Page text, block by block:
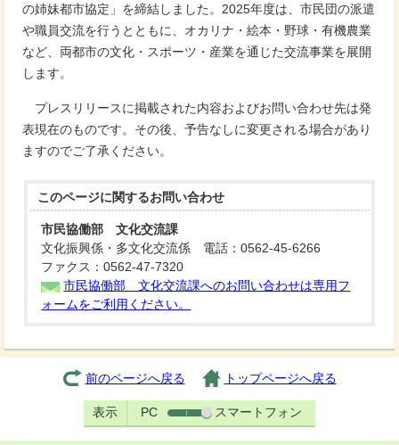
の姉妹都市協定」を締結しました。2025年度は、市民団の派遣
や職員交流を行うとともに、オカリナ・絵本・野球・有機農業
など、両都市の文化・スポーツ・産業を通じた交流事業を展開
します。
プレスリリースに掲載された内容およびお問い合わせ先は発
表現在のものです。その後、予告なしに変更される場合があり
ますのでご了承ください。
このページに関するお問い合わせ
市民協働部 文化交流課
文化振興係・多文化交流係 電話：0562-45-6266
ファクス：0562-47-7320
市民協働部 文化交流課へのお問い合わせは専用フ
ォームをご利用ください。
前のページへ戻る トップページへ戻る
表示 PC スマートフォン